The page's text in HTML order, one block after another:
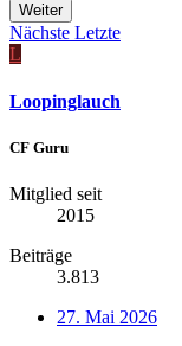
Weiter
Nächste Letzte
L
Loopinglauch
CF Guru
Mitglied seit
2015
Beiträge
3.813
27. Mai 2026